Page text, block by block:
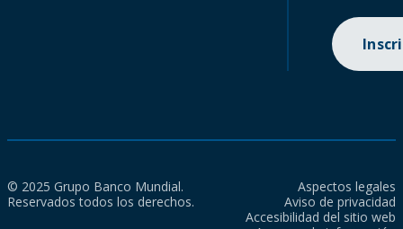
© 2025 Grupo Banco Mundial.
Reservados todos los derechos.
Aspectos legales
Aviso de privacidad
Accesibilidad del sitio web